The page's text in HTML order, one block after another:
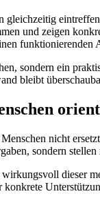
und zeigen
funktionierenden
sondern ein
bleibt
nicht
sondern
dieser